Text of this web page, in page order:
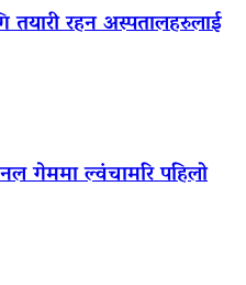
तयारी रहन अस्पतालहरुलाई
गेममा ल्वंचामरि पहिलो